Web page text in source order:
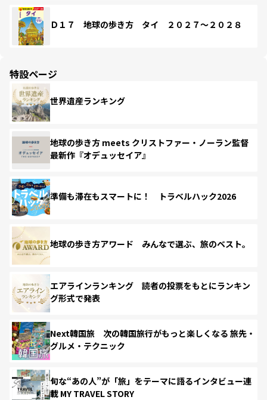
Ｄ１７ 地球の歩き方 タイ ２０２７～２０２８
特設ページ
世界遺産ランキング
地球の歩き方 meets クリストファー・ノーラン監督
最新作『オデュッセイア』
準備も滞在もスマートに！ トラベルハック2026
地球の歩き方アワード みんなで選ぶ、旅のベスト。
エアラインランキング 読者の投票をもとにランキン
グ形式で発表
Next韓国旅 次の韓国旅行がもっと楽しくなる 旅先・
グルメ・テクニック
旬な“あの人”が「旅」をテーマに語るインタビュー連
載 MY TRAVEL STORY